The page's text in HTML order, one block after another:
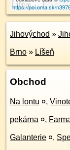
100 m
https://poi.oma.sk/
Jihovýchod »
Brno » Líšeň
Obchod
Na lontu ¤,
pekárna ¤,
Galanterie ¤,